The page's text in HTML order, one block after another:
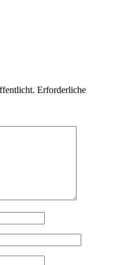
Erforderliche